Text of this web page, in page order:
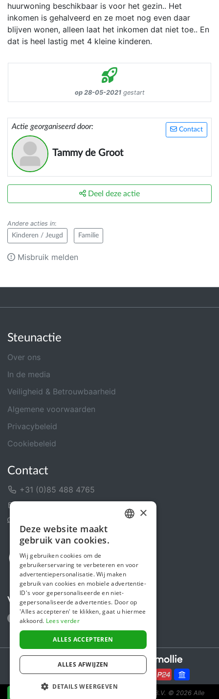
huurwoning beschikbaar is voor het gezin.. Het
inkomen is gehalveerd en ze moet nog even daar
blijven wonen, alleen laat het inkomen dat niet toe.. En
dat is heel lastig met 4 kleine kinderen.
op 28-05-2021gestart
Contact
Actie georganiseerd door:
Tammy de Groot
Deel deze actie
Andere acties in:
Kinderen / Jeugd Familie
Misbruik melden
Steunactie
Over ons
In de media
Veiligheid & Betrouwbaarheid
Algemene voorwaarden
Privacybeleid
Cookiebeleid
Contact
+31 (0)85 488 4765
Volg ons
Secure payments powered by
Steunactie is een initiatief van Sponsor Europe B.V. © 2026 Alle
ENGLISH
×
Deze website maakt
gebruik van cookies.
Wij gebruiken cookies om de
gebruikerservaring te verbeteren en voor
advertentiepersonalisatie. Wij maken
gebruik van cookies en mobiele advertentie-
ID's voor gepersonaliseerde en niet-
gepersonaliseerde advertenties. Door op
'Alles accepteren' te klikken, gaat u hiermee
akkoord. Lees verder
ALLES ACCEPTEREN
ALLES AFWIJZEN
DETAILS WEERGEVEN